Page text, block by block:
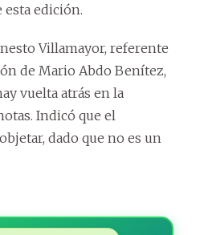
edición.
Villamayor, referente
de Mario Abdo Benítez,
vuelta atrás en la
Indicó que el
dado que no es un